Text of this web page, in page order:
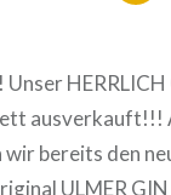
ausverkauft!!!
bereits den
ULMER GIN